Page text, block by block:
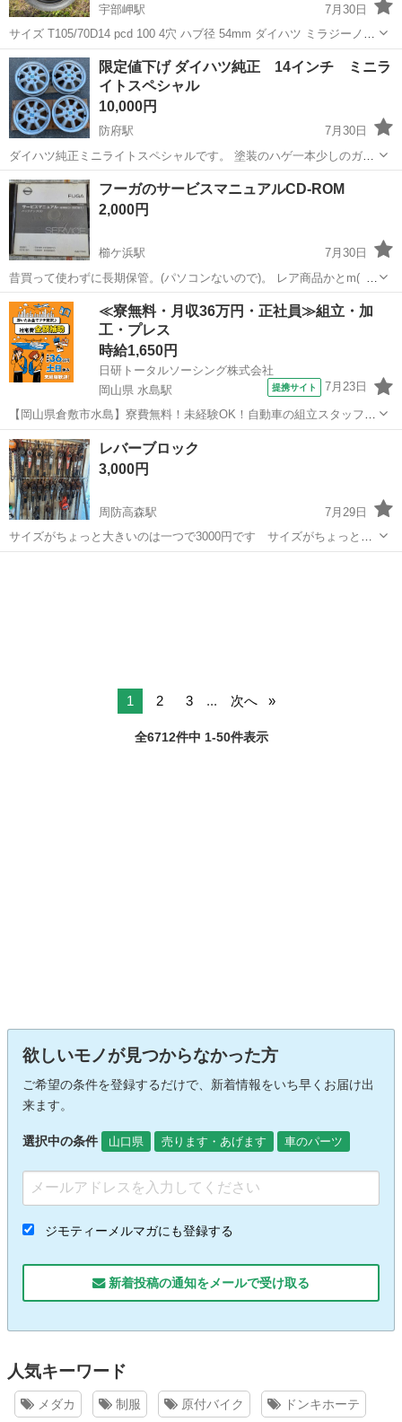
宇部岬駅
7月30日
サイズ T105/70D14 pcd 100 4穴 ハブ径 54mm ダイハツ ミラジーノ
L700sから降ろしたものになります。 パンク修理キットからの載せ替
えにいかがでしょうか
山口 宇部市 宇部岬駅 タイヤ、ホイール スペアタイヤ
限定値下げ ダイハツ純正 14インチ ミニラ
イトスペシャル
10,000円
防府駅
7月30日
ダイハツ純正ミニライトスペシャルです。 塗装のハゲ一本少しのガリ
傷センターキャップ割れあります。 全体的にやれてる感じです。歪み
クラックありませんので使用には問題ありません。
山口 防府市 防府駅 タイヤ、ホイール
フーガのサービスマニュアルCD-ROM
2,000円
櫛ケ浜駅
7月30日
昔買って使わずに長期保管。(パソコンないので)。 レア商品かとm(_
_)m フリマとかでは高額ですけど手渡しなのでお安く。 内容は良くわ
からないですけど💦 探してる方どうぞ。
山口 下松市 櫛ケ浜駅 セキュリティ用品
≪寮無料・月収36万円・正社員≫組立・加
工・プレス
時給1,650円
日研トータルソーシング株式会社
岡山県 水島駅
提携サイト 7月23日
【岡山県倉敷市水島】寮費無料！未経験OK！自動車の組立スタッフ
《お仕事No.NS0089》 お仕事について 車の組立作業です。専用レール
に乗って流れてくる車の骨組みに、車内外の各部品・ハンドル・足回
り・ドア・シートなどの各...
岡山 倉敷市 水島駅 その他
レバーブロック
3,000円
周防高森駅
7月29日
サイズがちょっと大きいのは一つで3000円です サイズがちょっと小
さいのは一つで5000円です バリバリ使えま
1 2 3 ... 次へ
全6712件中 1-50件表示
欲しいモノが見つからなかった方
ご希望の条件を登録するだけで、新着情報をいち早くお届け出
来ます。
選択中の条件 山口県 売ります・あげます 車のパーツ
ジモティーメルマガにも登録する
新着投稿の通知をメールで受け取る
人気キーワード
メダカ 制服 原付バイク ドンキホーテ